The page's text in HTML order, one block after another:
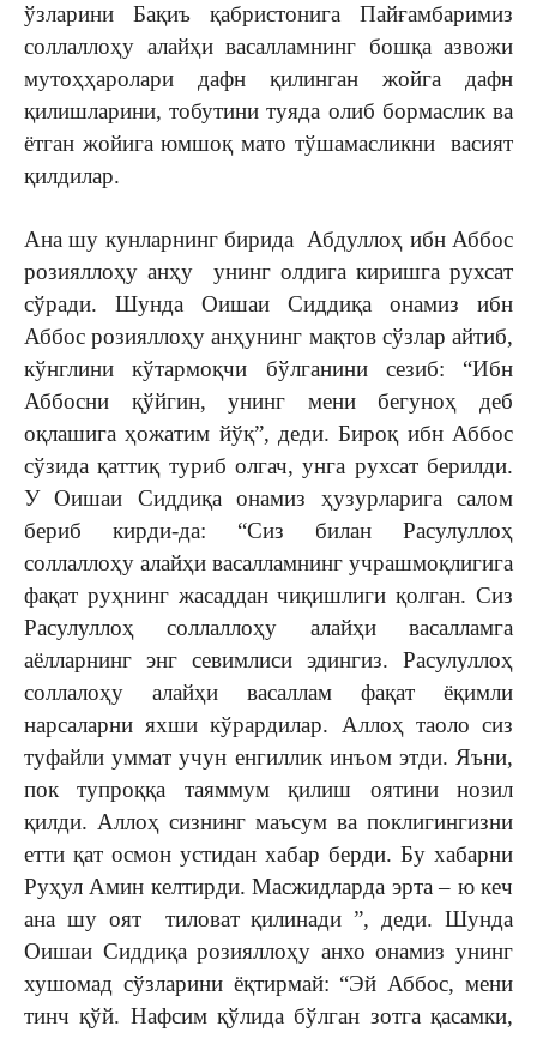
ўзларини Бақиъ қабристонига Пайғамбаримиз
соллаллоҳу алайҳи васалламнинг бошқа азвожи
мутоҳҳаролари дафн қилинган жойга дафн
қилишларини, тобутини туяда олиб бормаслик ва
ётган жойига юмшоқ мато тўшамасликни васият
қилдилар.
Ана шу кунларнинг бирида Абдуллоҳ ибн Аббос
розияллоҳу анҳу унинг олдига киришга рухсат
сўради. Шунда Оишаи Сиддиқа онамиз ибн
Аббос розияллоҳу анҳунинг мақтов сўзлар айтиб,
кўнглини кўтармоқчи бўлганини сезиб: “Ибн
Аббосни қўйгин, унинг мени бегуноҳ деб
оқлашига ҳожатим йўқ”, деди. Бироқ ибн Аббос
сўзида қаттиқ туриб олгач, унга рухсат берилди.
У Оишаи Сиддиқа онамиз ҳузурларига салом
бериб кирди-да: “Сиз билан Расулуллоҳ
соллаллоҳу алайҳи васалламнинг учрашмоқлигига
фақат руҳнинг жасаддан чиқишлиги қолган. Сиз
Расулуллоҳ соллаллоҳу алайҳи васалламга
аёлларнинг энг севимлиси эдингиз. Расулуллоҳ
соллалоҳу алайҳи васаллам фақат ёқимли
нарсаларни яхши кўрардилар. Аллоҳ таоло сиз
туфайли уммат учун енгиллик инъом этди. Яъни,
пок тупроққа таяммум қилиш оятини нозил
қилди. Аллоҳ сизнинг маъсум ва поклигингизни
етти қат осмон устидан хабар берди. Бу хабарни
Руҳул Амин келтирди. Масжидларда эрта – ю кеч
ана шу оят тиловат қилинади ”, деди. Шунда
Оишаи Сиддиқа розияллоҳу анхо онамиз унинг
хушомад сўзларини ёқтирмай: “Эй Аббос, мени
тинч қўй. Нафсим қўлида бўлган зотга қасамки,